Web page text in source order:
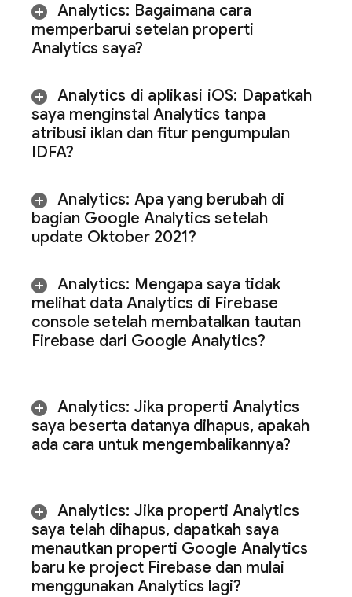
Analytics: Bagaimana cara
memperbarui setelan properti
Analytics saya?
Analytics di aplikasi iOS: Dapatkah
saya menginstal Analytics tanpa
atribusi iklan dan fitur pengumpulan
IDFA?
Analytics: Apa yang berubah di
bagian Google Analytics setelah
update Oktober 2021?
Analytics: Mengapa saya tidak
melihat data Analytics di Firebase
console setelah membatalkan tautan
Firebase dari Google Analytics?
Analytics: Jika properti Analytics
saya beserta datanya dihapus, apakah
ada cara untuk mengembalikannya?
Analytics: Jika properti Analytics
saya telah dihapus, dapatkah saya
menautkan properti Google Analytics
baru ke project Firebase dan mulai
menggunakan Analytics lagi?